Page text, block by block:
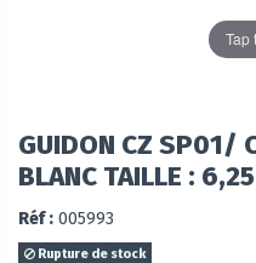
Tap
GUIDON CZ SP01/
BLANC TAILLE : 6,25
Réf : 005993
Rupture de stock